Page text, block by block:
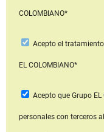
COLOMBIANO*
Acepto el
EL COLOMBIANO*
Acepto que Grupo EL
personales con terceros